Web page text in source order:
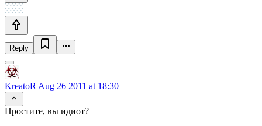
Reply
KreatoR Aug 26 2011 at 18:30
Простите, вы идиот?